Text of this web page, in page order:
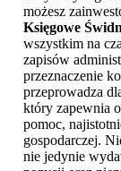
możesz
Księgowe
wszystkim na
zapisów
przeznaczenie
przeprowadza
który zapewnia
pomoc,
gospodarczej.
nie jedynie